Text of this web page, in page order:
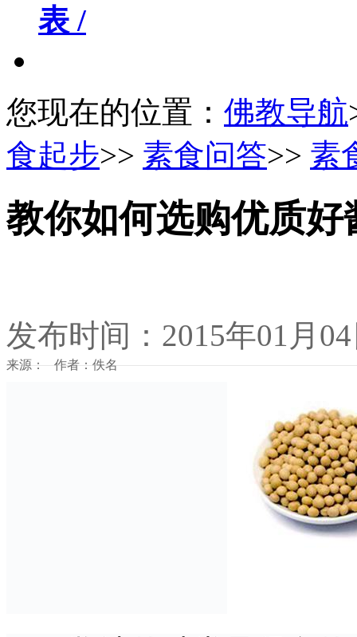
表 /
您现在的位置： 佛教导航
食起步>> 素食问答>> 素
教你如何选购优质好
发布时间：2015年01月
来源： 作者：佚名